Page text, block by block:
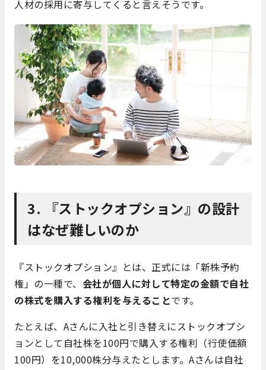
人材の採用に寄与してくると言えそうです。
3. 『ストックオプション』の設計
はなぜ難しいのか
『ストックオプション』とは、正式には「新株予約
権」の一種で、 会社が個人に対して特定の金額で自社
の株式を購入する権利を与えることです。
たとえば、Aさんに入社と引き替えにストックオプシ
ョンとして自社株を100円で購入する権利（行使価額
100円）を10,000株分与えたとします。Aさんは自社